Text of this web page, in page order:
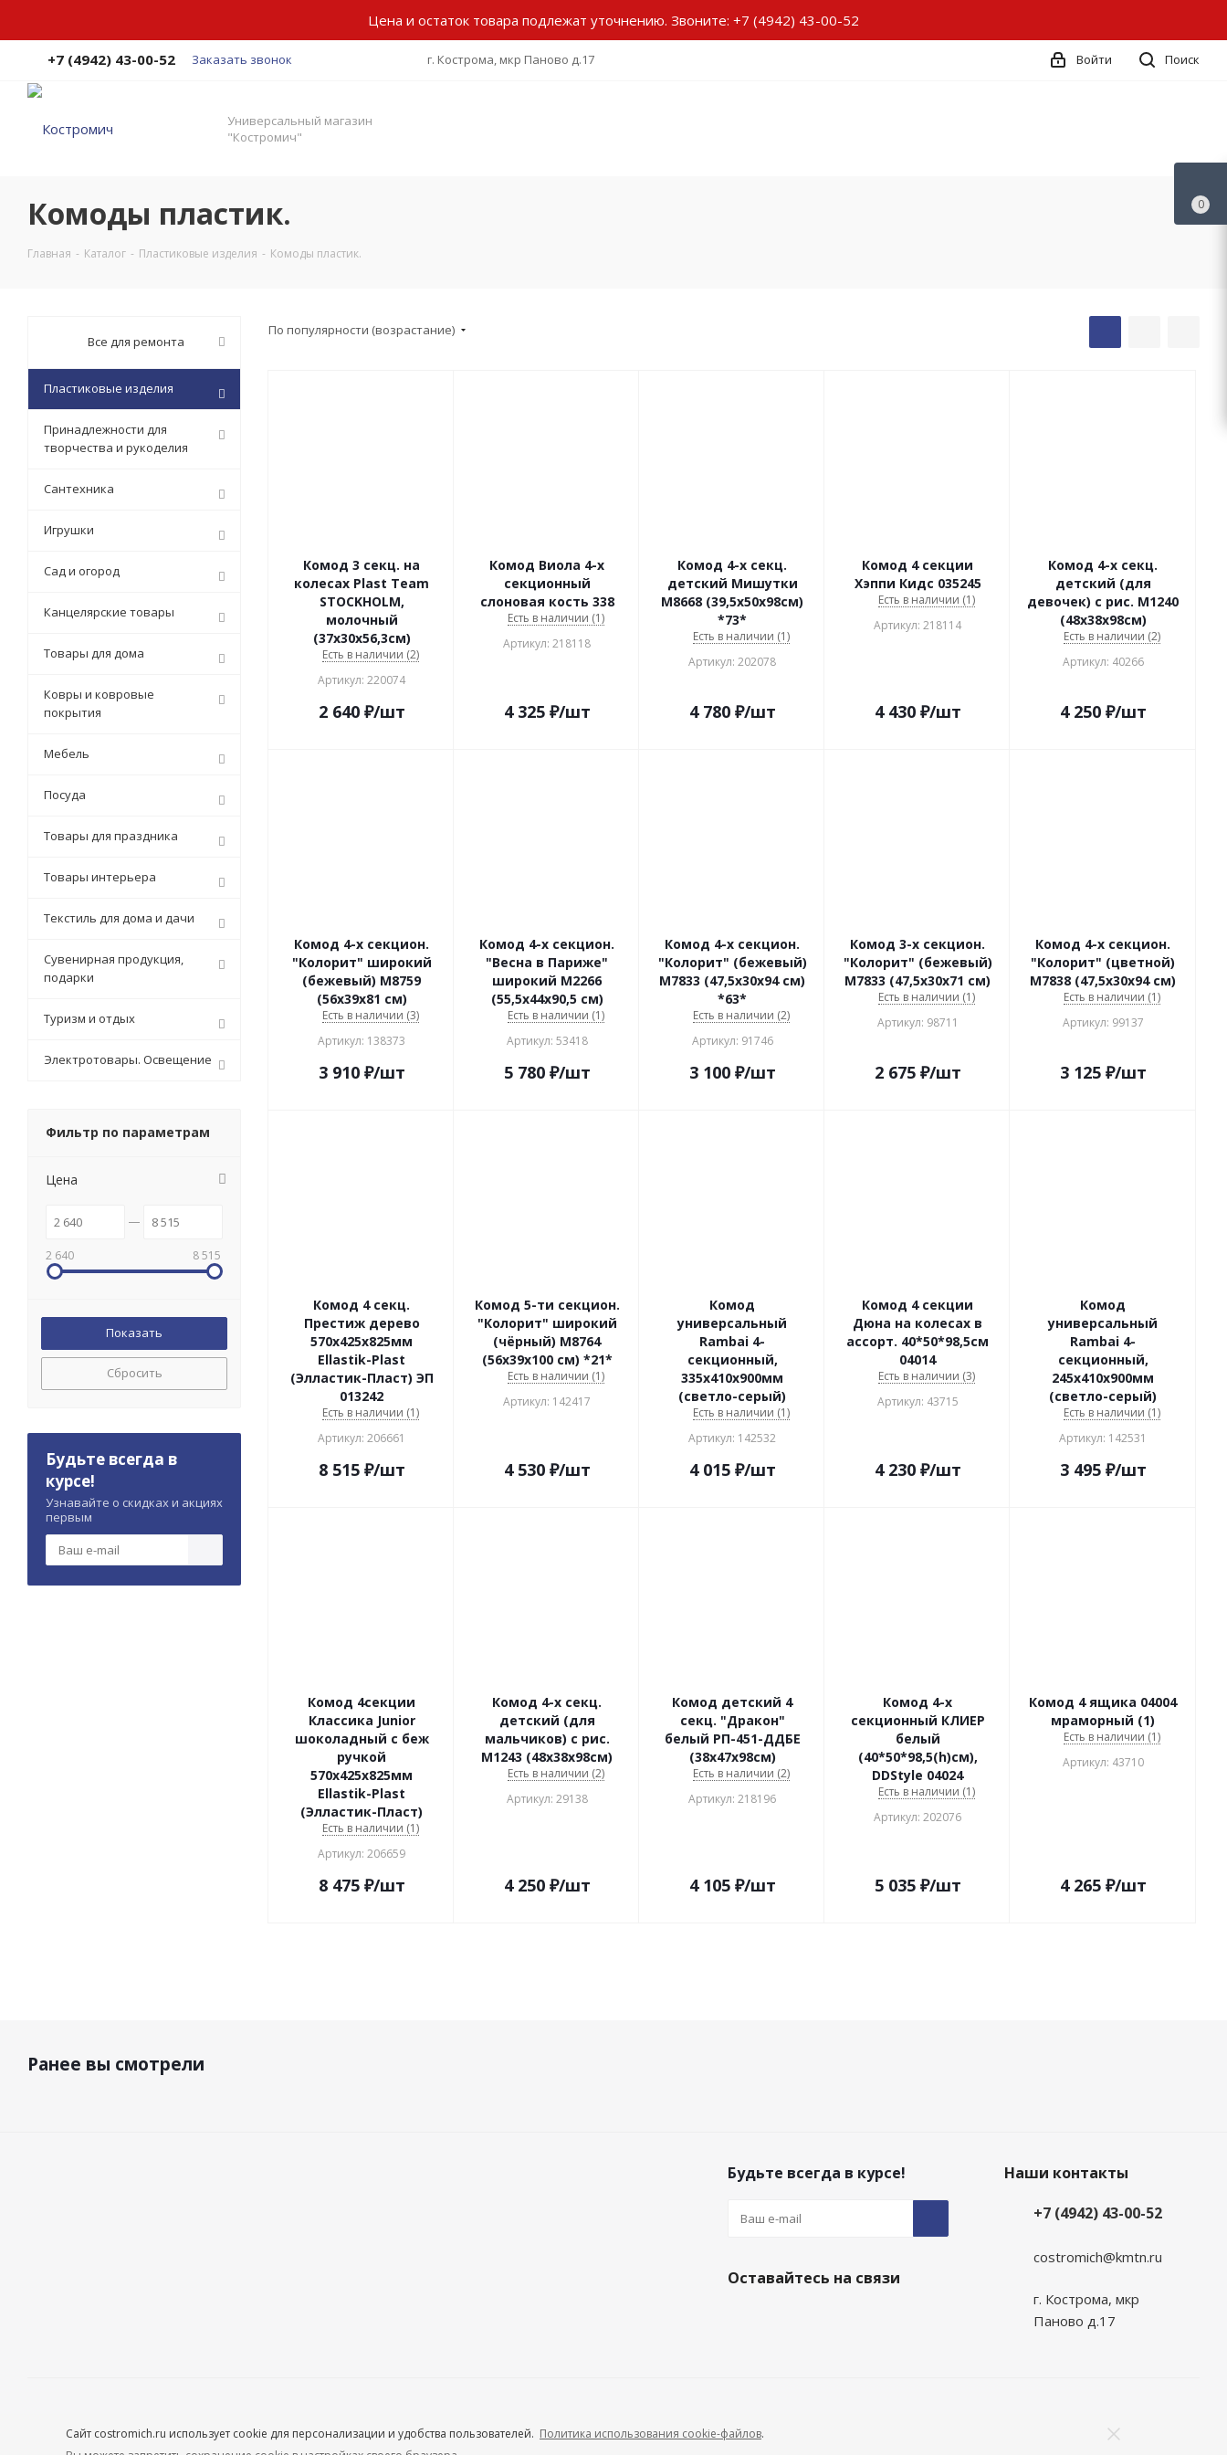
Цена и остаток товара подлежат уточнению. Звоните: +7 (4942) 43-00-52
+7 (4942) 43-00-52 Заказать звонок г. Кострома, мкр Паново д.17 Поиск
Войти
Универсальный магазин
"Костромич"
Комоды пластик.
Главная - Каталог - Пластиковые изделия - Комоды пластик.
По популярности (возрастание)
Комод 3 секц. на
колесах Plast Team
STOCKHOLM,
молочный
(37х30х56,3см)
Есть в наличии (2)
Артикул: 220074
2 640₽/шт
Комод Виола 4-х
секционный
слоновая кость 338
Есть в наличии (1)
Артикул: 218118
4 325₽/шт
Комод 4-х секц.
детский Мишутки
М8668 (39,5х50х98см)
*73*
Есть в наличии (1)
Артикул: 202078
4 780₽/шт
Комод 4 секции
Хэппи Кидс 035245
Есть в наличии (1)
Артикул: 218114
4 430₽/шт
Комод 4-х секц.
детский (для
девочек) с рис. М1240
(48х38х98см)
Есть в наличии (2)
Артикул: 40266
4 250₽/шт
Комод 4-х секцион.
"Колорит" широкий
(бежевый) М8759
(56х39х81 см)
Есть в наличии (3)
Артикул: 138373
3 910₽/шт
Комод 4-х секцион.
"Весна в Париже"
широкий М2266
(55,5х44х90,5 см)
Есть в наличии (1)
Артикул: 53418
5 780₽/шт
Комод 4-х секцион.
"Колорит" (бежевый)
М7833 (47,5х30х94 см)
*63*
Есть в наличии (2)
Артикул: 91746
3 100₽/шт
Комод 3-х секцион.
"Колорит" (бежевый)
М7833 (47,5х30х71 см)
Есть в наличии (1)
Артикул: 98711
2 675₽/шт
Комод 4-х секцион.
"Колорит" (цветной)
М7838 (47,5х30х94 см)
Есть в наличии (1)
Артикул: 99137
3 125₽/шт
Комод 4 секц.
Престиж дерево
570х425х825мм
Ellastik-Plast
(Элластик-Пласт) ЭП
013242
Есть в наличии (1)
Артикул: 206661
8 515₽/шт
Комод 5-ти секцион.
"Колорит" широкий
(чёрный) М8764
(56х39х100 см) *21*
Есть в наличии (1)
Артикул: 142417
4 530₽/шт
Комод
универсальный
Rambai 4-
секционный,
335х410х900мм
(светло-серый)
Есть в наличии (1)
Артикул: 142532
4 015₽/шт
Комод 4 секции
Дюна на колесах в
ассорт. 40*50*98,5см
04014
Есть в наличии (3)
Артикул: 43715
4 230₽/шт
Комод
универсальный
Rambai 4-
секционный,
245х410х900мм
(светло-серый)
Есть в наличии (1)
Артикул: 142531
3 495₽/шт
Комод 4секции
Классика Junior
шоколадный с беж
ручкой
570х425х825мм
Ellastik-Plast
(Элластик-Пласт)
Есть в наличии (1)
Артикул: 206659
8 475₽/шт
Комод 4-х секц.
детский (для
мальчиков) с рис.
М1243 (48х38х98см)
Есть в наличии (2)
Артикул: 29138
4 250₽/шт
Комод детский 4
секц. "Дракон"
белый РП-451-ДДБЕ
(38х47х98см)
Есть в наличии (2)
Артикул: 218196
4 105₽/шт
Комод 4-х
секционный КЛИЕР
белый
(40*50*98,5(h)см),
DDStyle 04024
Есть в наличии (1)
Артикул: 202076
5 035₽/шт
Комод 4 ящика 04004
мраморный (1)
Есть в наличии (1)
Артикул: 43710
4 265₽/шт
Все для ремонта
Пластиковые изделия
Принадлежности для
творчества и рукоделия
Сантехника
Игрушки
Сад и огород
Канцелярские товары
Товары для дома
Ковры и ковровые
покрытия
Мебель
Посуда
Товары для праздника
Товары интерьера
Текстиль для дома и дачи
Сувенирная продукция,
подарки
Туризм и отдых
Электротовары. Освещение
Фильтр по параметрам
Цена
2 640 8 515
Сбросить
Будьте всегда в
курсе!
Узнавайте о скидках и акциях
первым
Ранее вы смотрели
Будьте всегда в курсе!
Оставайтесь на связи
Наши контакты
+7 (4942) 43-00-52
costromich@kmtn.ru
г. Кострома, мкр
Паново д.17
Сайт costromich.ru использует cookie для персонализации и удобства пользователей. Политика использования cookie-файлов.
0